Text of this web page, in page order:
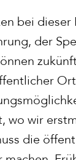
bei
der
wo wir
die